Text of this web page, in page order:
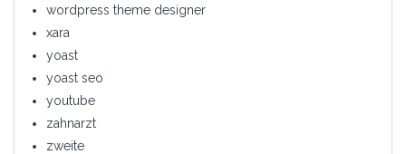
wordpress theme designer
xara
yoast
yoast seo
youtube
zahnarzt
zweite